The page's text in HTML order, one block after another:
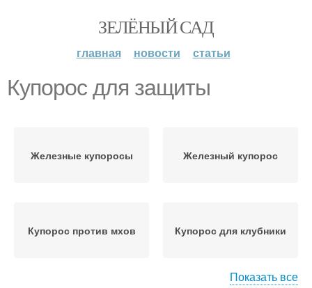
ЗЕЛЁНЫЙ САД
главная новости статьи
Купорос для защиты
Железные купоросы Железный купорос
Купорос против мхов Купорос для клубники
Показать все